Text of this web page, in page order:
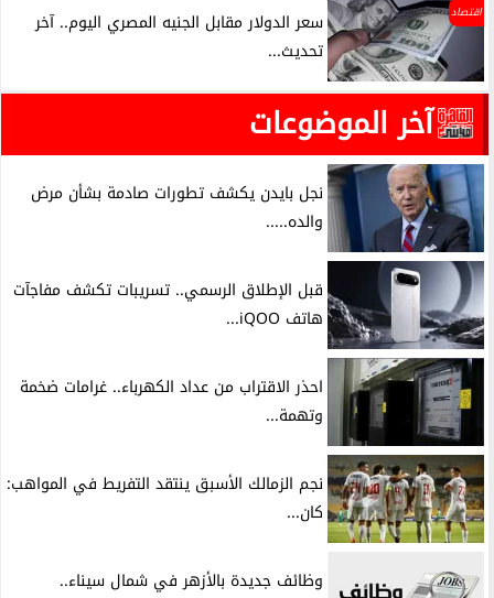
اقتصاد
سعر الدولار مقابل الجنيه المصري اليوم.. آخر
تحديث...
آخر الموضوعات
نجل بايدن يكشف تطورات صادمة بشأن مرض
والده.....
قبل الإطلاق الرسمي.. تسريبات تكشف مفاجآت
هاتف iQOO...
احذر الاقتراب من عداد الكهرباء.. غرامات ضخمة
وتهمة...
نجم الزمالك الأسبق ينتقد التفريط في المواهب:
كان...
وظائف جديدة بالأزهر في شمال سيناء..